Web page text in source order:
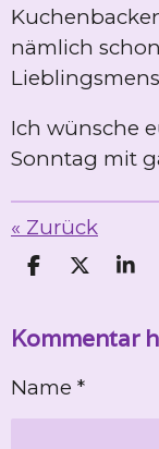
nämlich
Ich wünsche
Sonntag mit
« Zurück
T
l
T
l
n
T
l
Kommentar
Name *